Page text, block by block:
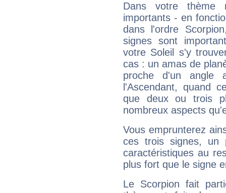
Dans votre thème
importants - en
dans l'ordre
signes sont
votre Soleil s'y
cas : un amas de
proche d'un
l'Ascendant, quand
que deux ou trois
nombreux aspects
Vous emprunterez
ces trois signes, un
caractéristiques au
plus fort que le signe
Le Scorpion fait